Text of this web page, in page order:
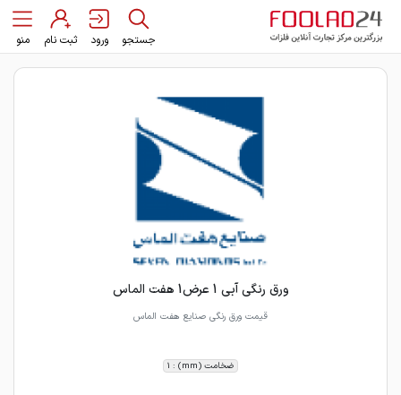
جستجو ورود ثبت نام منو
ورق رنگی آبی 1 عرض1 هفت الماس
قیمت ورق رنگی صنایع هفت الماس
ضخامت (mm) : 1